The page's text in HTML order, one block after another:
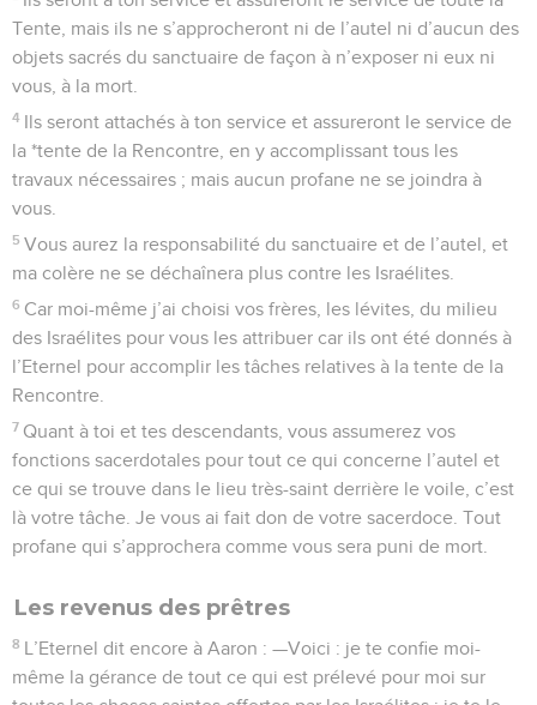
Tente, mais ils ne s’approcheront ni de l’autel ni d’aucun des
objets sacrés du sanctuaire de façon à n’exposer ni eux ni
vous, à la mort.
4 Ils seront attachés à ton service et assureront le service de
la *tente de la Rencontre, en y accomplissant tous les
travaux nécessaires ; mais aucun profane ne se joindra à
vous.
5 Vous aurez la responsabilité du sanctuaire et de l’autel, et
ma colère ne se déchaînera plus contre les Israélites.
6 Car moi-même j’ai choisi vos frères, les lévites, du milieu
des Israélites pour vous les attribuer car ils ont été donnés à
l’Eternel pour accomplir les tâches relatives à la tente de la
Rencontre.
7 Quant à toi et tes descendants, vous assumerez vos
fonctions sacerdotales pour tout ce qui concerne l’autel et
ce qui se trouve dans le lieu très-saint derrière le voile, c’est
là votre tâche. Je vous ai fait don de votre sacerdoce. Tout
profane qui s’approchera comme vous sera puni de mort.
Les revenus des prêtres
8 L’Eternel dit encore à Aaron : —Voici : je te confie moi-
même la gérance de tout ce qui est prélevé pour moi sur